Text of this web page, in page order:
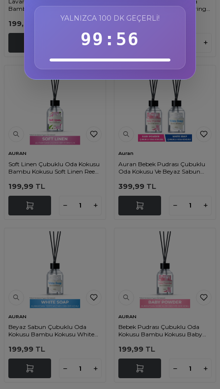
Bambu Kokusu Lavender Reed
199,99
Kokusu Bambu Kokusu Spring
Breeze Reed Diffuser 50ml
199,99TL
AURAN
Soft Linen Çubuklu Oda Kokusu
Bambu Kokusu Soft Linen Reed
199,99 TL
Auran
Auran Bebek Pudrası Çubuklu
Oda Kokusu Ve Beyaz Sabun
Reed Dıffuser 50 ml
399,99 TL
AURAN
Beyaz Sabun Çubuklu Oda
Kokusu Bambu Kokusu White
199,99 TL
AURAN
Bebek Pudrası Çubuklu Oda
Kokusu Bambu Kokusu Baby
199,99 TL
YALNIZCA 100 DK GEÇERLI!
99:55